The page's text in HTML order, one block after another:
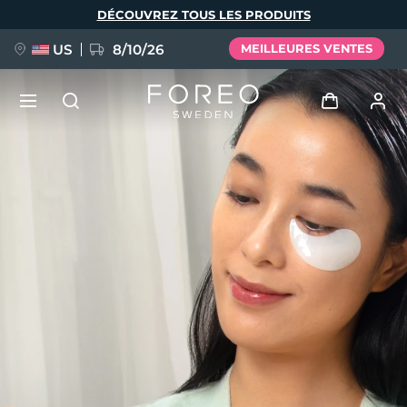
DÉCOUVREZ TOUS LES PRODUITS
US 8/10/26 MEILLEURES VENTES
Se connecter
Profil de l'utilisateur
Mes appareils
Mes commandes
Mes adresses
Mes abonnements
FAQ™ Pure Beauty-Tech Elixir
issa™ Teeth Whitening Set
Español
Italiano
Português
Svenska
Русский
简体中文 繁體中文